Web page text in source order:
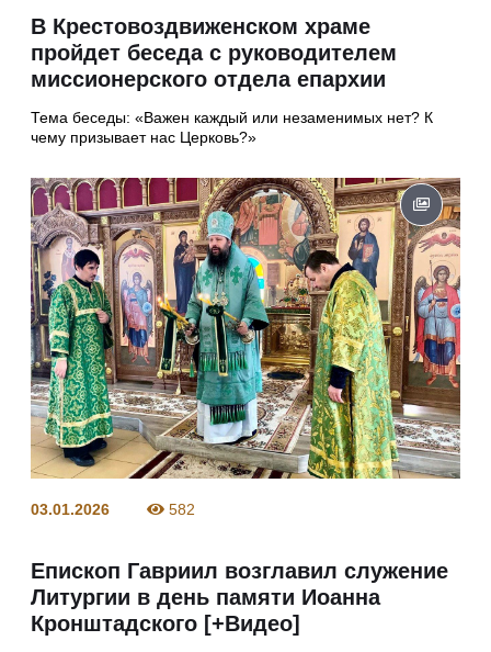
В Крестовоздвиженском храме
пройдет беседа с руководителем
миссионерского отдела епархии
Тема беседы: «Важен каждый или незаменимых нет? К
чему призывает нас Церковь?»
03.01.2026 582
Епископ Гавриил возглавил служение
Литургии в день памяти Иоанна
Кронштадского [+Видео]